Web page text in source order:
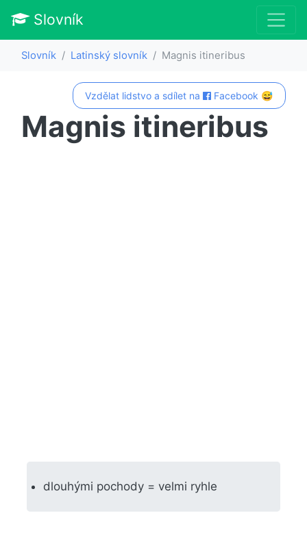
Slovník
Slovník Latinský slovník Magnis itineribus
Vzdělat lidstvo a sdílet na Facebook 😅
Magnis itineribus
dlouhými pochody = velmi ryhle